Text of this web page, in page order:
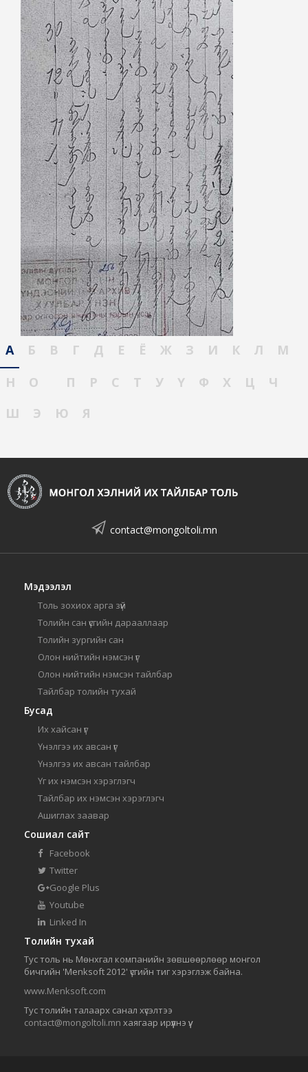
А Б В Г Д Е Ё Ж З И К Л
М
Н
О П Р С Т У Ү Ф Х Ц
Ч
Ш
Э Ю Я
contact@mongoltoli.mn
Мэдээлэл
Толь зохиох арга зүй
Толийн сан үсгийн дарааллаар
Толийн зургийн сан
Олон нийтийн нэмсэн үг
Олон нийтийн нэмсэн тайлбар
Тайлбар толийн тухай
Бусад
Их хайсан үг
Үнэлгээ их авсан үг
Үнэлгээ их авсан тайлбар
Үг их нэмсэн хэрэглэгч
Тайлбар их нэмсэн хэрэглэгч
Ашиглах заавар
Сошиал сайт
Facebook
Twitter
Google Plus
Youtube
Linked In
Толийн тухай
Тус толь нь Мөнхгал компанийн зөвшөөрлөөр монгол
бичгийн 'Menksoft 2012' үсгийн тиг хэрэглэж байна.
www.Menksoft.com
Тус толийн талаарх санал хүсэлтээ
contact@mongoltoli.mn хаягаар ирүүлнэ үү.